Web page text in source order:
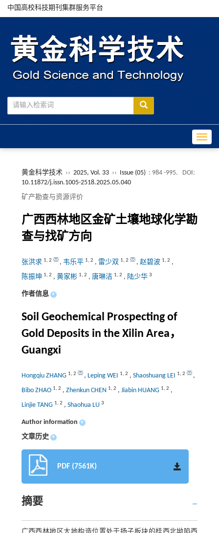
中国高校科技期刊集群服务平台
黄金科学技术 ›› 2025, Vol. 33 ›› Issue (05) : 984 -995.
DOI:
10.11872/j.issn.1005-2518.2025.05.040
矿产勘查与资源评价
广西西林地区金矿土壤地球化学勘
查与找矿方向
张洪求 1, 2 , 韦乐平 1, 2 , 雷少双 1, 2 , 赵碧波 1, 2 ,
陈振坤 1, 2 , 黄家彬 1, 2 , 唐琳洁 1, 2 , 陆少华 3
作者信息 +
Soil Geochemical Prospecting of
Gold Deposits in the Xilin Area，
Guangxi
Hongqiu ZHANG 1, 2 , Leping WEI 1, 2 , Shaoshuang LEI 1, 2
,
Bibo ZHAO 1, 2 , Zhenkun CHEN 1, 2 , Jiabin HUANG 1, 2 ,
Linjie TANG 1, 2 , Shaohua LU 3
Author information +
文章历史 +
PDF (7561K)
摘要